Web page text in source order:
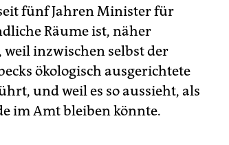
fünf Jahren Minister für
Räume ist, näher
inzwischen selbst der
ökologisch ausgerichtete
und weil es so aussieht, als
im Amt bleiben könnte.